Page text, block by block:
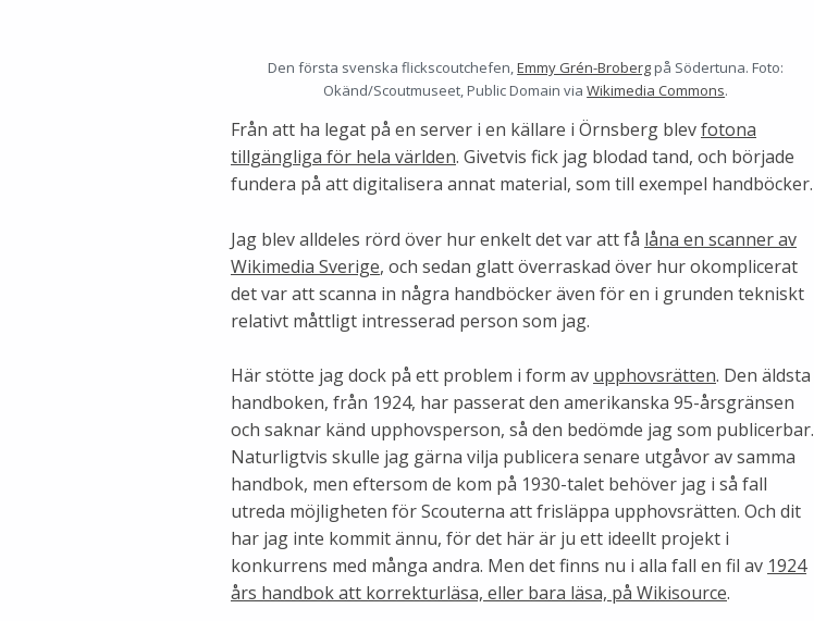
Den första svenska flickscoutchefen,Emmy Grén-Brobergpå Södertuna. Foto:
Okänd/Scoutmuseet, Public Domain viaWikimedia Commons.
Från att ha legat på en server i en källare i Örnsberg blevfotona
tillgängliga för hela världen. Givetvis fick jag blodad tand, och började
fundera på att digitalisera annat material, som till exempel handböcker.
Jag blev alldeles rörd över hur enkelt det var att få låna en scanner av
Wikimedia Sverige, och sedan glatt överraskad över hur okomplicerat
det var att scanna in några handböcker även för en i grunden tekniskt
relativt måttligt intresserad person som jag.
Här stötte jag dock på ett problem i form av upphovsrätten. Den äldsta
handboken, från 1924, har passerat den amerikanska 95-årsgränsen
och saknar känd upphovsperson, så den bedömde jag som publicerbar.
Naturligtvis skulle jag gärna vilja publicera senare utgåvor av samma
handbok, men eftersom de kom på 1930-talet behöver jag i så fall
utreda möjligheten för Scouterna att frisläppa upphovsrätten. Och dit
har jag inte kommit ännu, för det här är ju ett ideellt projekt i
konkurrens med många andra. Men det finns nu i alla fall en fil av 1924
års handbok att korrekturläsa, eller bara läsa, på Wikisource.